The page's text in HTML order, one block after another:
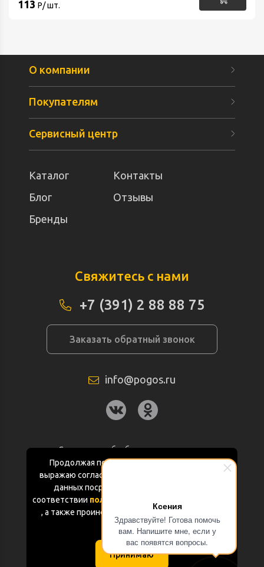
Ксения
Здравствуйте! Готова помочь
вам. Напишите мне, если у
вас появятся вопросы.
113 Р/ шт.
Продолжая пользоваться данным сайтом
выражаю согласие на обработку персональных
данных посредством Яндекс.Метрика в
соответствии политикой конфиденциальности
, а также проинформирован об использовании
Cookie-файлов
Принимаю
О компании
Покупателям
Сервисный центр
Каталог
Контакты
Блог
Отзывы
Бренды
Свяжитесь с нами
+7 (391) 2 88 88 75
Заказать обратный звонок
info@pogos.ru
Согласие на обработку персональных
данных
Политика конфиденциальности
Документация
Карта сайта